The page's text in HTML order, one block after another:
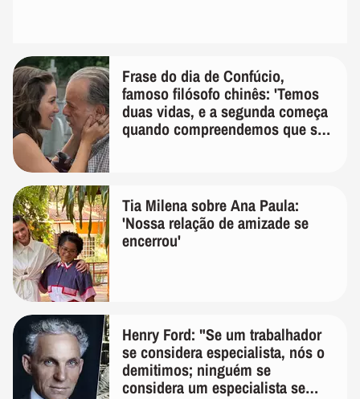
Frase do dia de Confúcio,
famoso filósofo chinês: 'Temos
duas vidas, e a segunda começa
quando compreendemos que só
Tia Milena sobre Ana Paula:
'Nossa relação de amizade se
encerrou'
Henry Ford: "Se um trabalhador
se considera especialista, nós o
demitimos; ninguém se
considera um especialista se